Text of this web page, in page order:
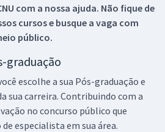
com a nossa ajuda. Não fique de
cursos e busque a vaga com
público.
graduação
escolhe a sua Pós-graduação e
sua carreira. Contribuindo com a
no concurso público que
especialista em sua área.